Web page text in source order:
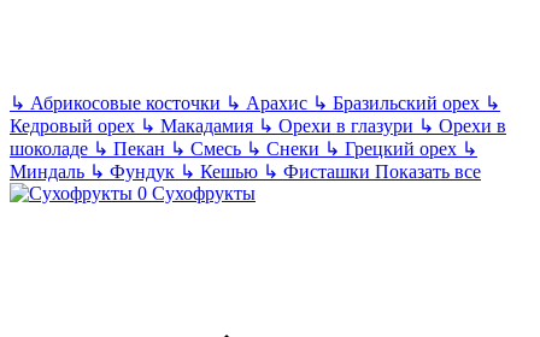
↳ Абрикосовые косточки ↳ Арахис ↳ Бразильский орех ↳
Кедровый орех ↳ Макадамия ↳ Орехи в глазури ↳ Орехи в
шоколаде ↳ Пекан ↳ Смесь ↳ Снеки ↳ Грецкий орех ↳
Миндаль ↳ Фундук ↳ Кешью ↳ Фисташки Показать все
Сухофрукты